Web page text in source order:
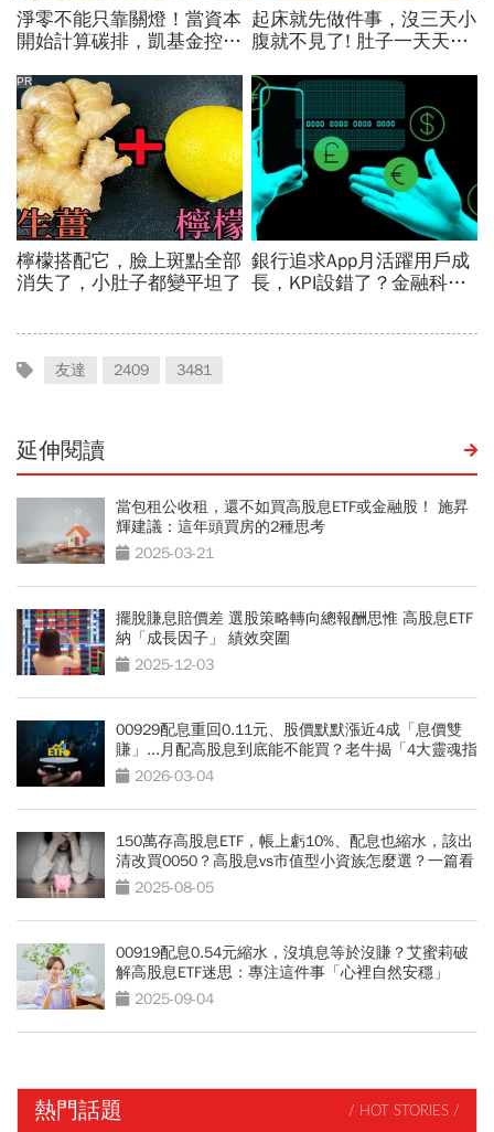
友達 2409 3481
延伸閱讀
當包租公收租，還不如買高股息ETF或金融股！ 施昇
輝建議：這年頭買房的2種思考
2025-03-21
擺脫賺息賠價差 選股策略轉向總報酬思惟 高股息ETF
納「成長因子」 績效突圍
2025-12-03
00929配息重回0.11元、股價默默漲近4成「息價雙
賺」...月配高股息到底能不能買？老牛揭「4大靈魂指
標」2026-03-04
150萬存高股息ETF，帳上虧10%、配息也縮水，該出
清改買0050？高股息vs市值型小資族怎麼選？一篇看
懂差異
2025-08-05
00919配息0.54元縮水，沒填息等於沒賺？艾蜜莉破
解高股息ETF迷思：專注這件事「心裡自然安穩」
2025-09-04
熱門話題 / HOT STORIES /